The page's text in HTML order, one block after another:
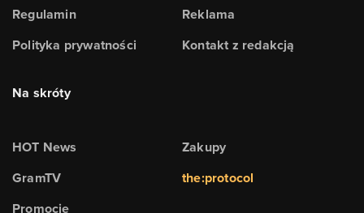
Regulamin
Polityka prywatności
Reklama
Kontakt z redakcją
Na skróty
HOT News
GramTV
Promocje
Zakupy
the:protocol